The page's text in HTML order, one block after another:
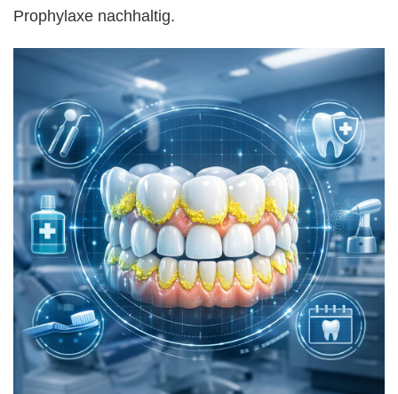
Prophylaxe nachhaltig.